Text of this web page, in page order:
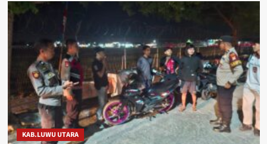
KAB.LUWU UTARA